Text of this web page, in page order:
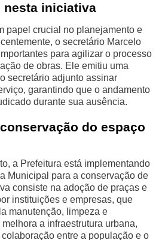
nesta iniciativa
papel crucial no planejamento e
o secretário Marcelo
para agilizar o processo
de obras. Ele emitiu uma
secretário adjunto assinar
garantindo que o andamento
durante sua ausência.
do espaço
a Prefeitura está implementando
Municipal para a conservação de
consiste na adoção de praças e
instituições e empresas, que
manutenção, limpeza e
a infraestrutura urbana,
entre a população e o